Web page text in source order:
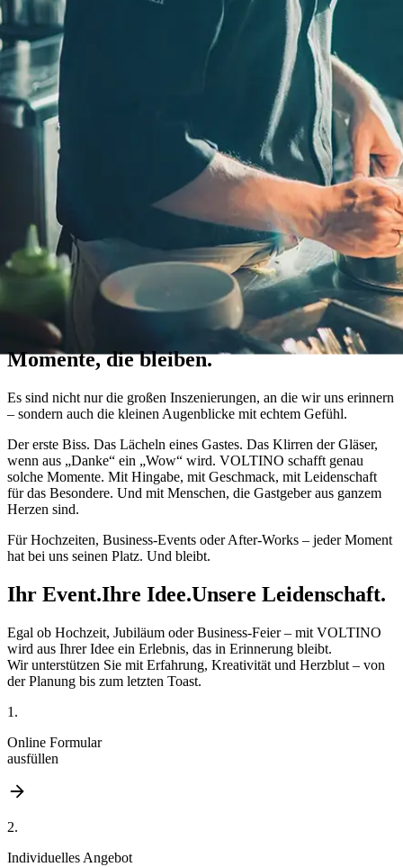
Momente, die bleiben.
Es sind nicht nur die großen Inszenierungen, an die wir uns erinnern
– sondern auch die kleinen Augenblicke mit echtem Gefühl.
Der erste Biss. Das Lächeln eines Gastes. Das Klirren der Gläser,
wenn aus „Danke“ ein „Wow“ wird. VOLTINO schafft genau
solche Momente. Mit Hingabe, mit Geschmack, mit Leidenschaft
für das Besondere. Und mit Menschen, die Gastgeber aus ganzem
Herzen sind.
Für Hochzeiten, Business-Events oder After-Works – jeder Moment
hat bei uns seinen Platz. Und bleibt.
Ihr Event.Ihre Idee.Unsere Leidenschaft.
Egal ob Hochzeit, Jubiläum oder Business-Feier – mit VOLTINO
wird aus Ihrer Idee ein Erlebnis, das in Erinnerung bleibt.
Wir unterstützen Sie mit Erfahrung, Kreativität und Herzblut – von
der Planung bis zum letzten Toast.
1.
Online Formular
ausfüllen
2.
Individuelles Angebot